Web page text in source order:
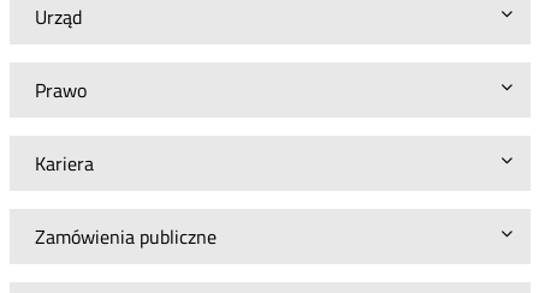
Urząd
Prawo
Kariera
Zamówienia publiczne